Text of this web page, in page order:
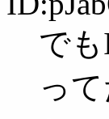
で
っ